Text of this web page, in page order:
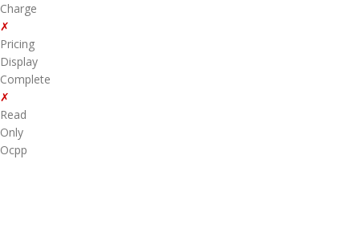
Charge
✗
Pricing
Display
Complete
✗
Read
Only
Ocpp